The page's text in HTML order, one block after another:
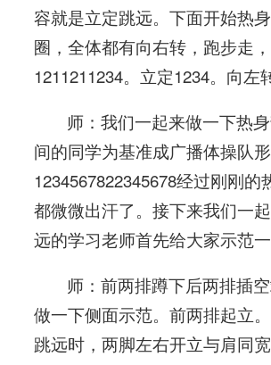
容就是立定跳远。下面开始热
圈，全体都有向右转，跑步走，
1211211234。立定1234。向左
师：我们一起来做一下热
间的同学为基准成广播体操队形
1234567822345678经过刚刚的
都微微出汗了。接下来我们一
远的学习老师首先给大家示范一
师：前两排蹲下后两排插
做一下侧面示范。前两排起立
跳远时，两脚左右开立与肩同